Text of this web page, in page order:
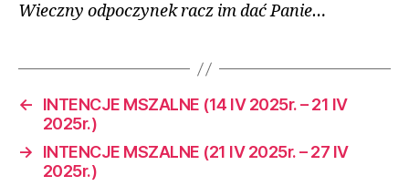
Wieczny odpoczynek racz im dać Panie…
←
INTENCJE MSZALNE (14 IV 2025r. – 21 IV
2025r.)
→
INTENCJE MSZALNE (21 IV 2025r. – 27 IV
2025r.)